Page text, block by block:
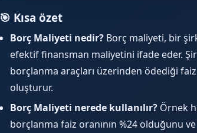
🎯 Kısa özet
Borç Maliyeti nedir? Borç maliyeti, bir
efektif finansman maliyetini ifade eder.
borçlanma araçları üzerinden ödediği
oluşturur.
Borç Maliyeti nerede kullanılır? Örnek
borçlanma faiz oranının %24 olduğunu